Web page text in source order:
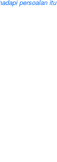
persoalan itu